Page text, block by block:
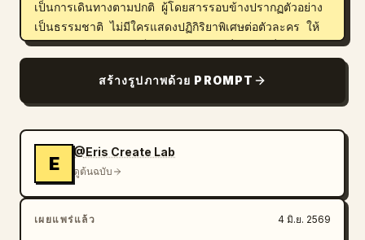
เป็นการเดินทางตามปกติ ผู้โดยสารรอบข้างปรากฏตัวอย่าง
เป็นธรรมชาติ ไม่มีใครแสดงปฏิกิริยาพิเศษต่อตัวละคร ให้
วาดภาพโลกโดยรอบเป็นชีวิตประจำวันที่ดูลึกลับที่ผู้คน "คุ้น
บรรยากาศคล้าย TikTok, Instagram Reels หรือ
อย่างเป็นธรรมชาติ ไม่ต้องกำหนดเนื้อหาความคิดเห็น
ปล่อยให้ AI สร้างขึ้นมาอย่างเป็นธรรมชาติ โดยความคิด
เห็นส่วนใหญ่จะเป็นภาษาญี่ปุ่น สิ่งสำคัญ: ส่วนแสดงความ
คิดเห็นไม่ควรปฏิบัติกับตัวละครเหมือนเป็นคนดัง ไม่มีการด
สร้างรูปภาพด้วย PROMPT
E
@Eris Create Lab
ดูต้นฉบับ
เผยแพร่แล้ว 4 มิ.ย. 2569